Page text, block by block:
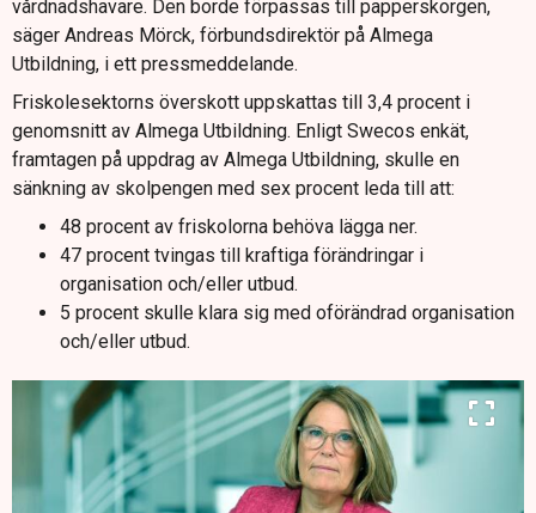
vårdnadshavare. Den borde förpassas till papperskorgen,
säger Andreas Mörck, förbundsdirektör på Almega
Utbildning, i ett pressmeddelande.
Friskolesektorns överskott uppskattas till 3,4 procent i
genomsnitt av Almega Utbildning. Enligt Swecos enkät,
framtagen på uppdrag av Almega Utbildning, skulle en
sänkning av skolpengen med sex procent leda till att:
48 procent av friskolorna behöva lägga ner.
47 procent tvingas till kraftiga förändringar i
organisation och/eller utbud.
5 procent skulle klara sig med oförändrad organisation
och/eller utbud.